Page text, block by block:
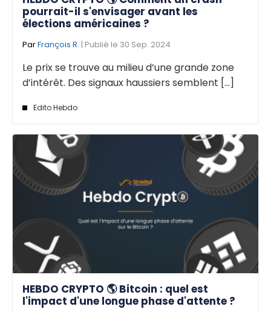
pourrait-il s'envisager avant les
élections américaines ?
ParFrançois R. | Publié le 30 Sep. 2024
Le prix se trouve au milieu d’une grande zone
d’intérêt. Des signaux haussiers semblent [...]
Edito Hebdo
HEBDO CRYPTO 🌎 Bitcoin : quel est
l'impact d'une longue phase d'attente ?